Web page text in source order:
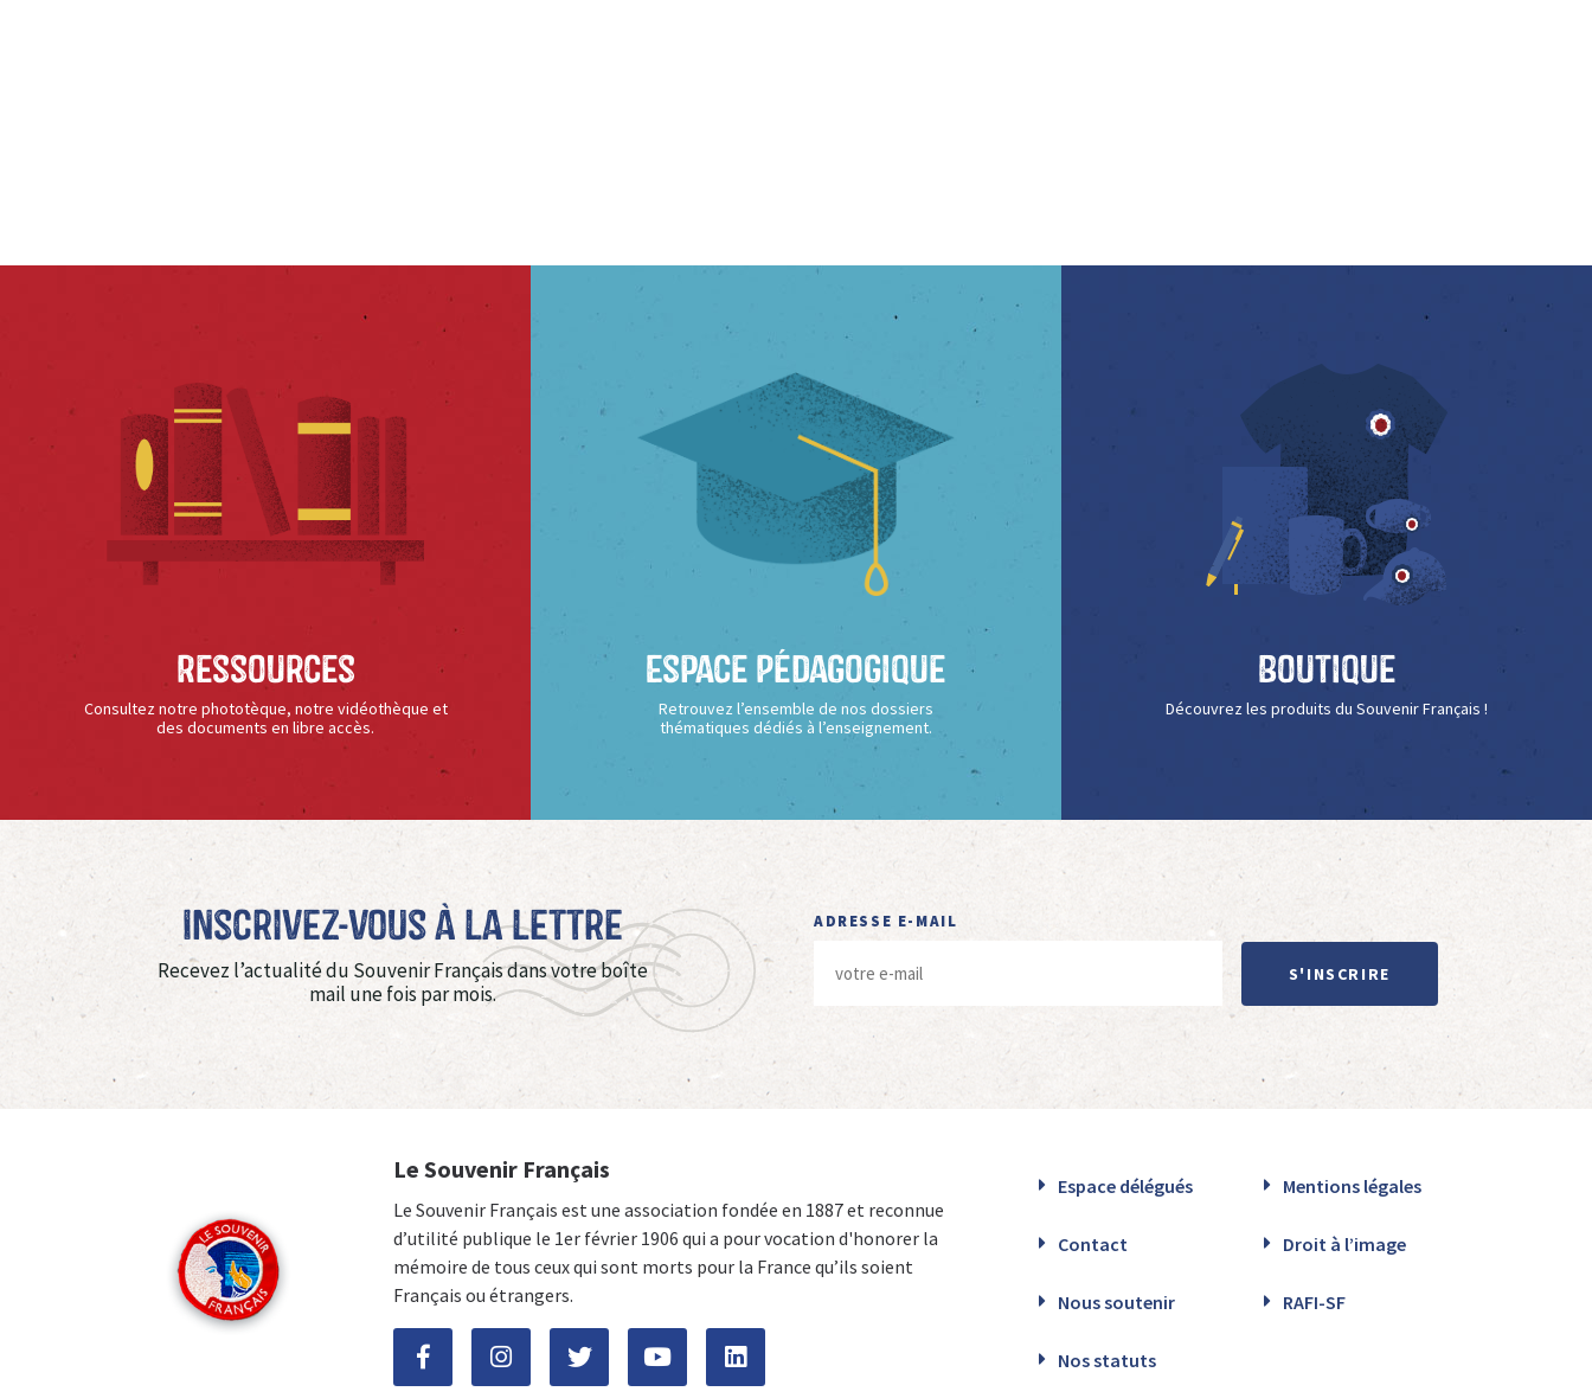
Ressources
Consultez notre phototèque, notre vidéothèque et
des documents en libre accès.
Espace Pédagogique
Retrouvez l’ensemble de nos dossiers
thématiques dédiés à l’enseignement.
Boutique
Découvrez les produits du Souvenir Français !
Inscrivez-vous à La Lettre
Recevez l’actualité du Souvenir Français dans votre boîte
mail une fois par mois.
ADRESSE E-MAIL
S'INSCRIRE
Le Souvenir Français
Le Souvenir Français est une association fondée en 1887 et reconnue
d’utilité publique le 1er février 1906 qui a pour vocation d'honorer la
mémoire de tous ceux qui sont morts pour la France qu’ils soient
Français ou étrangers.
Espace délégués Mentions légales
Contact Droit à l’image
Nous soutenir RAFI-SF
Nos statuts